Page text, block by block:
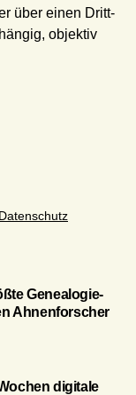
über einen Dritt-
objektiv
Datenschutz
Genealogie-
Ahnenforscher
digitale